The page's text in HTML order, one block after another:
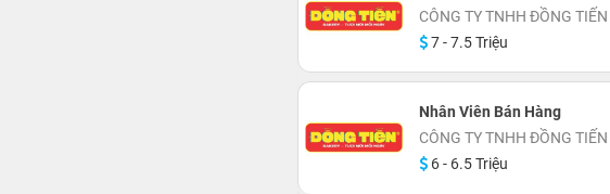
CÔNG TY TNHH ĐỒNG TIẾN
7 - 7.5 Triệu
Nhân Viên Bán Hàng
CÔNG TY TNHH ĐỒNG TIẾN
6 - 6.5 Triệu